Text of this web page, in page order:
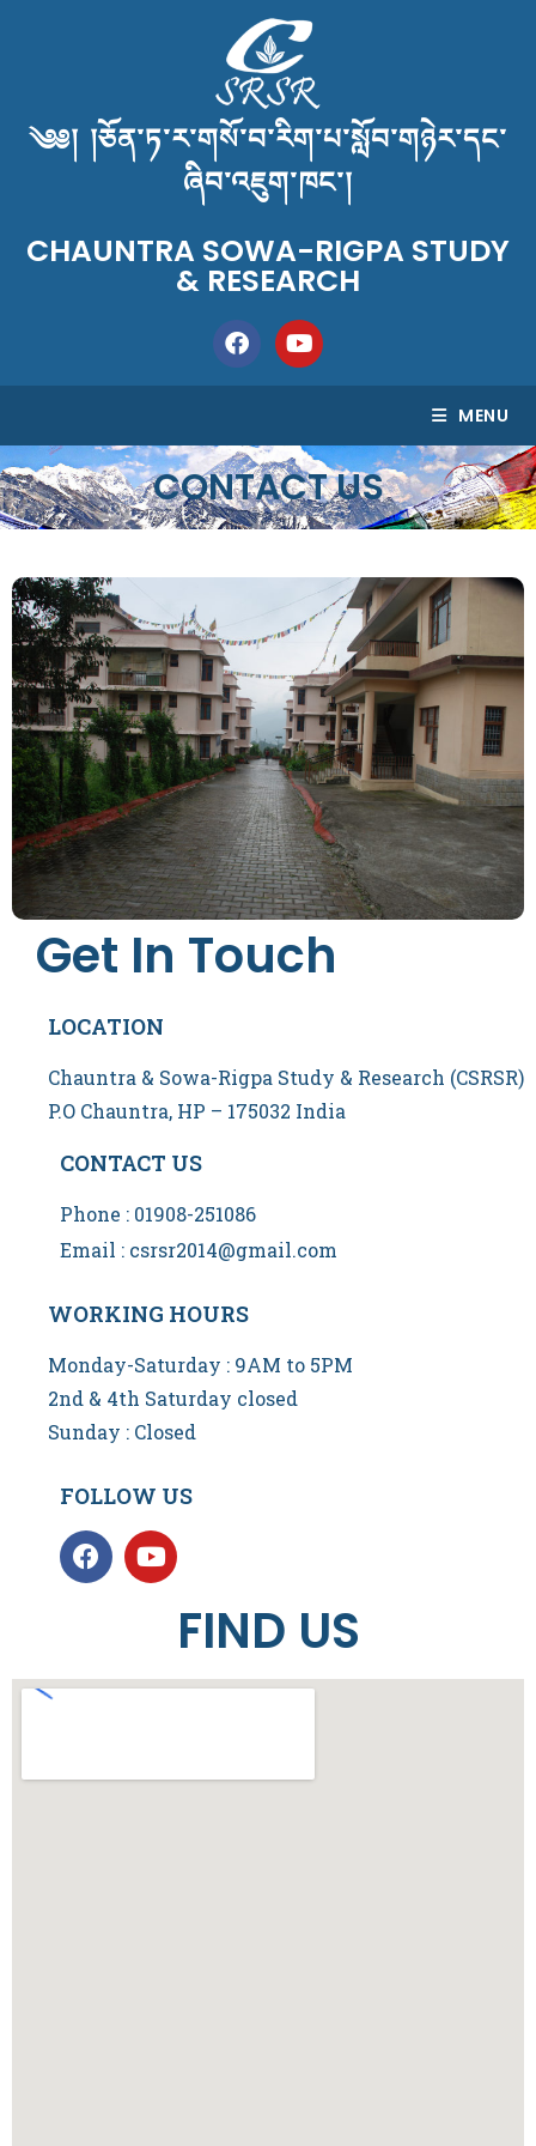
༄༅། །ཅོན་ཏ་ར་གསོ་བ་རིག་པ་སློབ་གཉེར་དང་
ཞིབ་འཇུག་ཁང་།
CHAUNTRA SOWA-RIGPA STUDY
& RESEARCH
MENU
CONTACT US
Get In Touch
LOCATION
Chauntra & Sowa-Rigpa Study & Research (CSRSR)
P.O Chauntra, HP – 175032 India
CONTACT US
Phone : 01908-251086
Email : csrsr2014@gmail.com
WORKING HOURS
Monday-Saturday : 9AM to 5PM
2nd & 4th Saturday closed
Sunday : Closed
FOLLOW US
FIND US